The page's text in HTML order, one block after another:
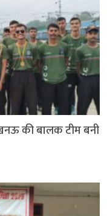
की बालक टीम बनी